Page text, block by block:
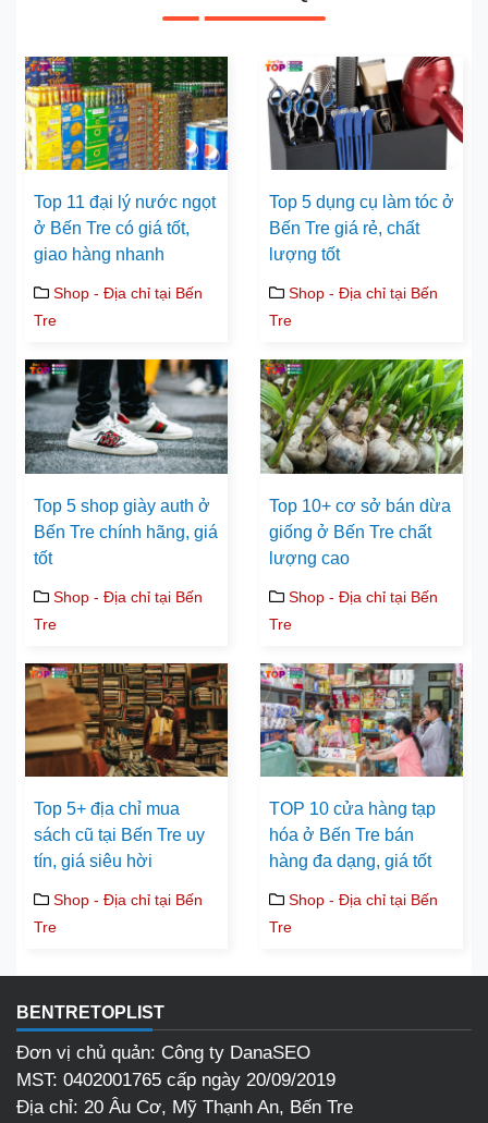
Top 11 đại lý nước ngọt
ở Bến Tre có giá tốt,
giao hàng nhanh
Shop - Địa chỉ tại Bến
Tre
Top 5 dụng cụ làm tóc ở
Bến Tre giá rẻ, chất
lượng tốt
Shop - Địa chỉ tại Bến
Tre
Top 5 shop giày auth ở
Bến Tre chính hãng, giá
tốt
Shop - Địa chỉ tại Bến
Tre
Top 10+ cơ sở bán dừa
giống ở Bến Tre chất
lượng cao
Shop - Địa chỉ tại Bến
Tre
Top 5+ địa chỉ mua
sách cũ tại Bến Tre uy
tín, giá siêu hời
Shop - Địa chỉ tại Bến
Tre
TOP 10 cửa hàng tạp
hóa ở Bến Tre bán
hàng đa dạng, giá tốt
Shop - Địa chỉ tại Bến
Tre
BENTRETOPLIST
Đơn vị chủ quản: Công ty DanaSEO
MST: 0402001765 cấp ngày 20/09/2019
Địa chỉ: 20 Âu Cơ, Mỹ Thạnh An, Bến Tre